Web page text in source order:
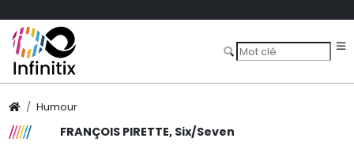
Humour
FRANÇOIS PIRETTE, Six/Seven